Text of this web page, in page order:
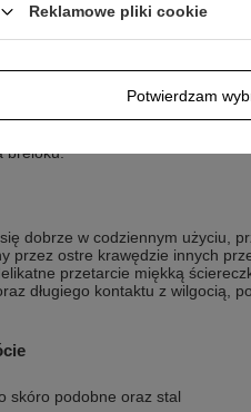
się z czytelnej pamiątki z
laserowy na
jest poprzez umieszczenie
ramach graweru możesz podać
treściom. Dzięki temu łatwo
breloku.
dobrze w codziennym użyciu,
przez ostre krawędzie innych
przetarcie miękką
długiego kontaktu z wilgocią,
skóro podobne oraz stal
Reklamowe pliki cookie
Potwierdzam